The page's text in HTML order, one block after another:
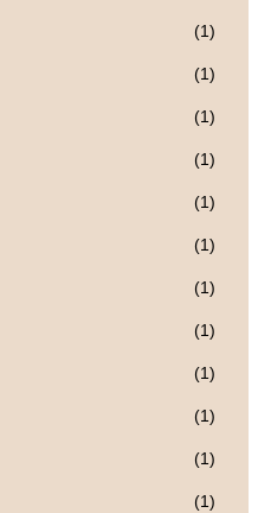
(1)
(1)
(1)
(1)
(1)
(1)
(1)
(1)
(1)
(1)
(1)
(1)